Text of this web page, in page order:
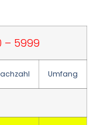
– 5999
Umfang